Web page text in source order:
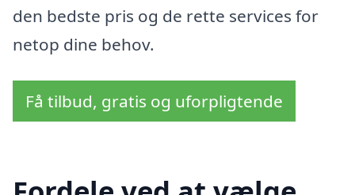
den bedste pris og de rette services for
netop dine behov.
Få tilbud, gratis og uforpligtende